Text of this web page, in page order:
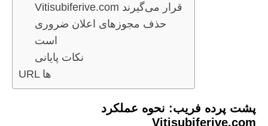
Vitisubiferive.com قرار می‌گیرند
حذف مجوزهای اعلان ضروری
است
نکات پایانی
URL ها
پشت پرده فریب: نحوه عملکرد
Vitisubiferive.com